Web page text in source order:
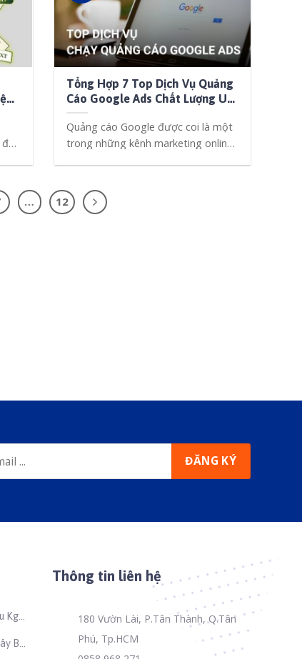
Tổng Hợp 7 Top Dịch Vụ Quảng
Cáo Google Ads Chất Lượng Uy
Tín
Quảng cáo Google được coi là một
trong những kênh marketing online
… 12
Kg
Bắc
Thông tin liên hệ
180 Vườn Lài, P.Tân Thành, Q.Tân
Phú, Tp.HCM